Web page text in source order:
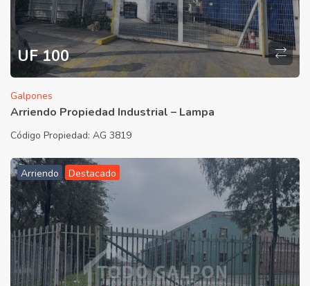
UF 100
Galpones
Arriendo Propiedad Industrial – Lampa
Código Propiedad: AG 3819
Arriendo Destacado